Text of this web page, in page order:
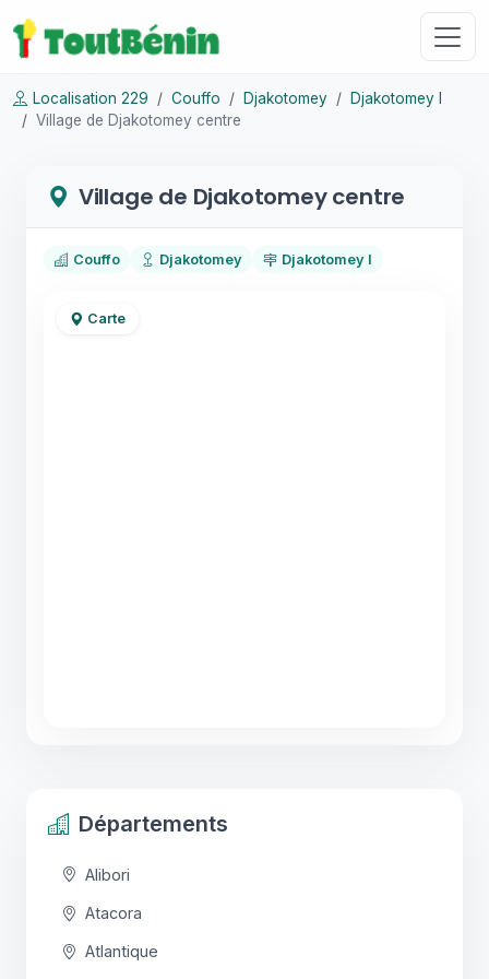
Localisation 229 Couffo Djakotomey
Djakotomey I
Village de Djakotomey centre
Village de Djakotomey centre
Couffo Djakotomey Djakotomey I
Carte
Départements
Alibori
Atacora
Atlantique